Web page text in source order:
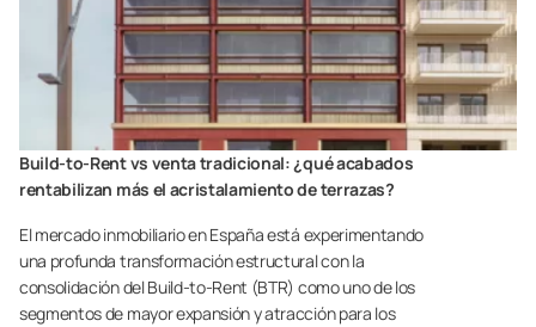
Build-to-Rent vs venta tradicional: ¿qué acabados
rentabilizan más el acristalamiento de terrazas?
El mercado inmobiliario en España está experimentando
una profunda transformación estructural con la
consolidación del Build-to-Rent (BTR) como uno de los
segmentos de mayor expansión y atracción para los